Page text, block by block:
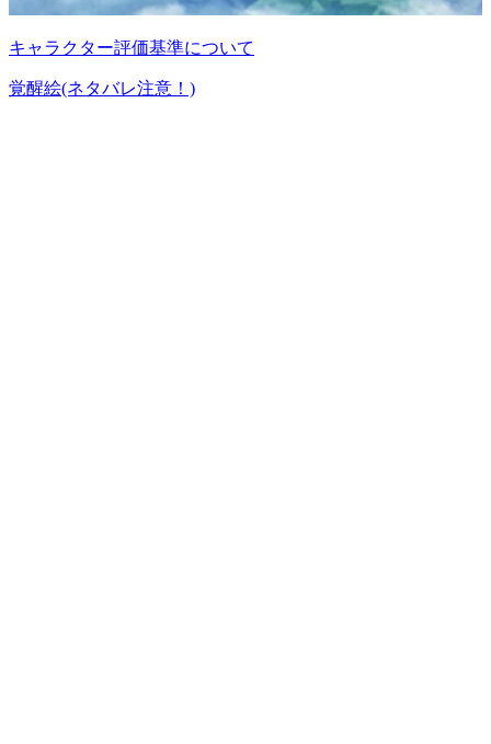
キャラクター評価基準について
覚醒絵(ネタバレ注意！)